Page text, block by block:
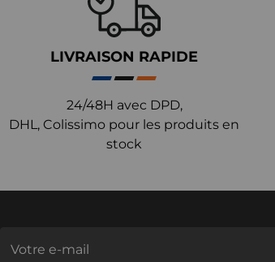
LIVRAISON RAPIDE
24/48H avec DPD,
DHL, Colissimo pour les produits en
stock